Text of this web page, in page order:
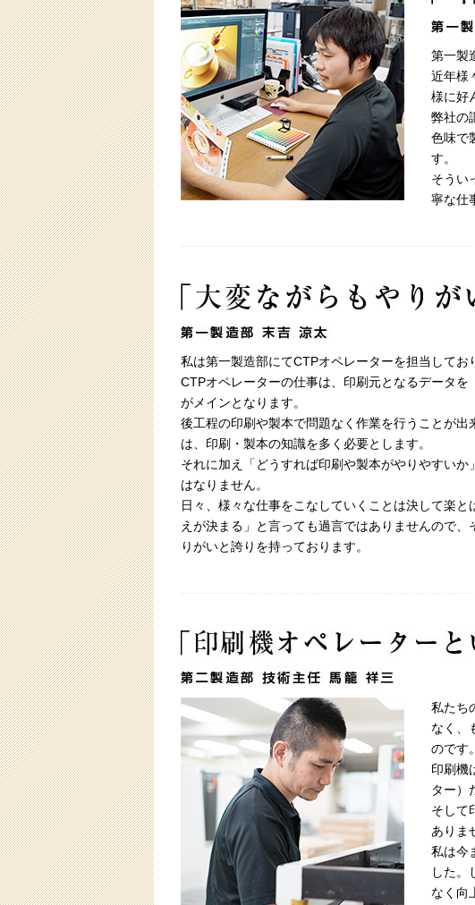
第一製
近年様
様に好
弊社の
色味で
す。
そうい
寧な仕
私は第一製造部にてCTPオペレーターを担当してお
CTPオペレーターの仕事は、印刷元となるデータ
がメインとなります。
後工程の印刷や製本で問題なく作業を行うことが
は、印刷・製本の知識を多く必要とします。
それに加え「どうすれば印刷や製本がやりやすい
はなりません。
日々、様々な仕事をこなしていくことは決して楽
えが決まる」と言っても過言ではありませんので
りがいと誇りを持っております。
私たち
なく、
のです。
印刷機
ター）
そして
ありま
私は今
した。
なく向